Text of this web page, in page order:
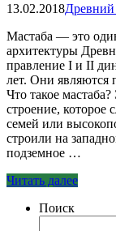
13.02.2018
Мастаба — это
архитектуры
правление I и II
лет. Они являются
Что такое
строение, которое
семей или
строили на
подземное …
Читать далее
Поиск